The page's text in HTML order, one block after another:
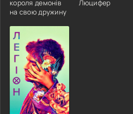
короля демонів
на свою дружину
Люцифер